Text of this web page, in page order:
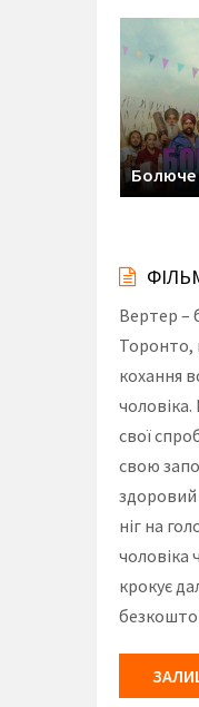
Болюче
Вертер –
Торонто,
кохання
свої
свою
здоровий
ніг на
чоловіка
крокує